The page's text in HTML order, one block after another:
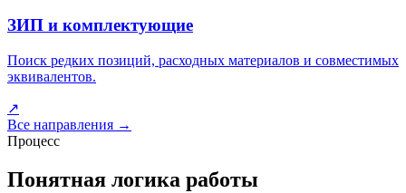
ЗИП и комплектующие
Поиск редких позиций, расходных материалов и совместимых
эквивалентов.
↗
Все направления →
Процесс
Понятная логика работы